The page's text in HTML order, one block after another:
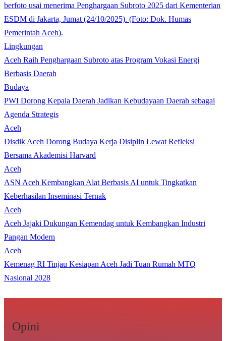
Lingkungan
Aceh Raih Penghargaan Subroto atas Program Vokasi Energi
Berbasis Daerah
Budaya
PWI Dorong Kepala Daerah Jadikan Kebudayaan Daerah sebagai
Agenda Strategis
Aceh
Disdik Aceh Dorong Budaya Kerja Disiplin Lewat Refleksi
Bersama Akademisi Harvard
Aceh
ASN Aceh Kembangkan Alat Berbasis AI untuk Tingkatkan
Keberhasilan Inseminasi Ternak
Aceh
Aceh Jajaki Dukungan Kemendag untuk Kembangkan Industri
Pangan Modern
Aceh
Kemenag RI Tinjau Kesiapan Aceh Jadi Tuan Rumah MTQ
Nasional 2028
Opini